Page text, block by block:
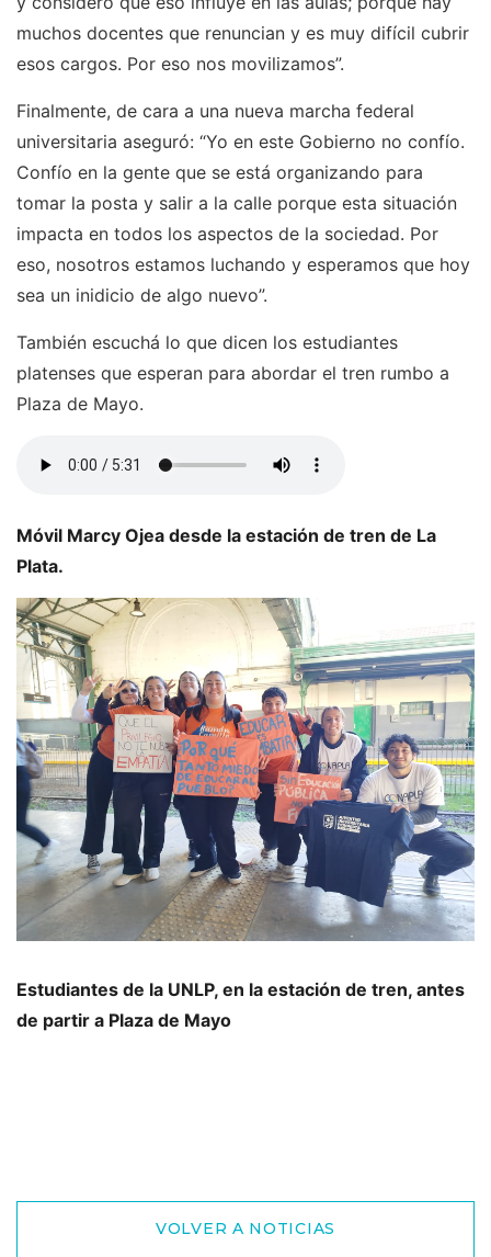
muchos docentes que renuncian y es muy difícil cubrir
esos cargos. Por eso nos movilizamos”.
Finalmente, de cara a una nueva marcha federal
universitaria aseguró: “Yo en este Gobierno no confío.
Confío en la gente que se está organizando para
tomar la posta y salir a la calle porque esta situación
impacta en todos los aspectos de la sociedad. Por
eso, nosotros estamos luchando y esperamos que hoy
sea un inidicio de algo nuevo”.
También escuchá lo que dicen los estudiantes
platenses que esperan para abordar el tren rumbo a
Plaza de Mayo.
Móvil Marcy Ojea desde la estación de tren de La
Plata.
Estudiantes de la UNLP, en la estación de tren, antes
de partir a Plaza de Mayo
VOLVER A NOTICIAS